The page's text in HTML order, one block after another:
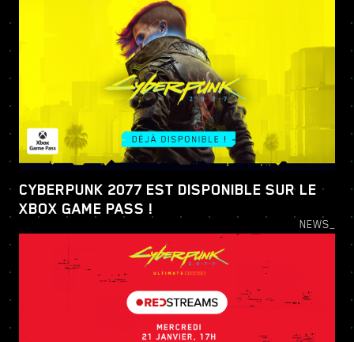
CYBERPUNK 2077 EST DISPONIBLE SUR LE
XBOX GAME PASS !
NEWS_